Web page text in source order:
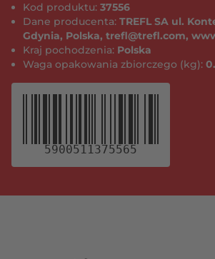
Kod produktu: 37556
Dane producenta: TREFL SA ul.
Gdynia, Polska, trefl@trefl.com,
Kraj pochodzenia: Polska
Waga opakowania zbiorczego (kg):
5900511375565